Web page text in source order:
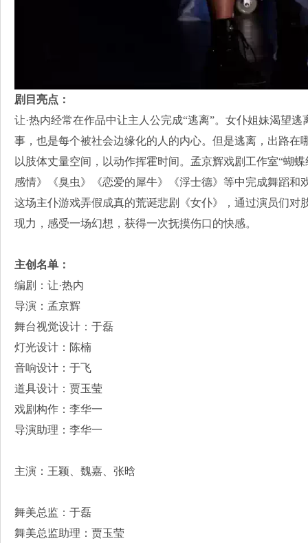
剧目亮点：
让·热内经常在作品中让主人公完成“逃离”。女仆姐妹渴望
事，也是每个被社会边缘化的人的内心。但是逃离，出路在
以肢体丈量空间，以动作挥霍时间。孟京辉戏剧工作室“蝴
感情》《臭虫》《恋爱的犀牛》《浮士德》等中完成舞蹈和
这场主仆游戏弄假成真的荒诞悲剧《女仆》，通过演员们对
现力，感受一场幻想，获得一次抚摸伤口的快感。
主创名单：
编剧：让·热内
导演：孟京辉
舞台视觉设计：于磊
灯光设计：陈楠
音响设计：于飞
道具设计：贾玉莹
戏剧构作：李华一
导演助理：李华一
主演：王颖、魏嘉、张晗
舞美总监：于磊
舞美总监助理：贾玉莹